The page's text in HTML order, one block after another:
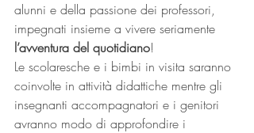
alunni e della passione dei professori,
impegnati insieme a vivere seriamente
l’avventura del quotidiano!
Le scolaresche e i bimbi in visita saranno
coinvolte in attività didattiche mentre gli
insegnanti accompagnatori e i genitori
avranno modo di approfondire i